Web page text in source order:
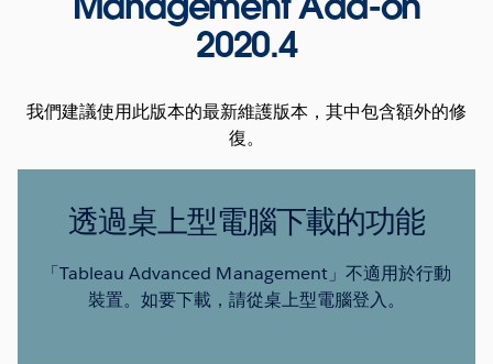
2020.4
我們建議使用此版本的最新維護版本，其中包含額外的修
復。
透過桌上型電腦下載的功能
「Tableau Advanced Management」不適用於行動
裝置。如要下載，請從桌上型電腦登入。